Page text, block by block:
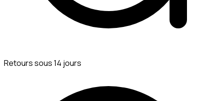
Retours sous 14 jours